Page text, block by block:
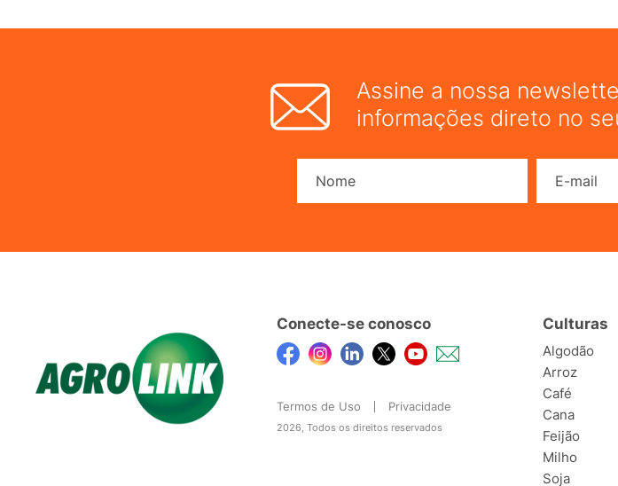
Assine a nossa
informações direto no
Conecte-se conosco
Termos de Uso Privacidade
2026, Todos os direitos reservados
Culturas
Algodão
Arroz
Café
Cana
Feijão
Milho
Soja